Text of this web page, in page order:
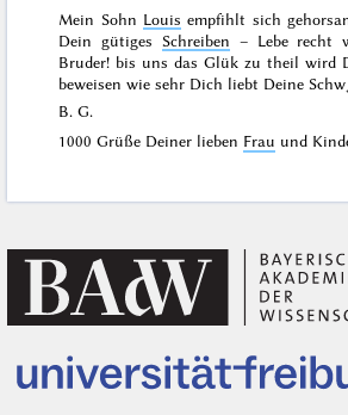
Mein Sohn Louis empfihlt sich
Dein gütiges Schreiben – Lebe recht
Bruder! bis uns das Glük zu theil wird
beweisen wie sehr Dich liebt Deine
B. G.
1000 Grüße Deiner lieben Frau und